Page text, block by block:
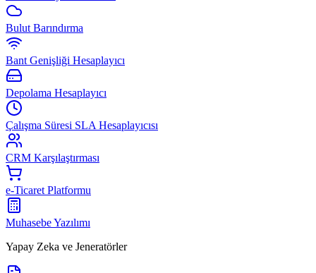
Bulut Barındırma
Bant Genişliği Hesaplayıcı
Depolama Hesaplayıcı
Çalışma Süresi SLA Hesaplayıcısı
CRM Karşılaştırması
e-Ticaret Platformu
Muhasebe Yazılımı
Yapay Zeka ve Jeneratörler